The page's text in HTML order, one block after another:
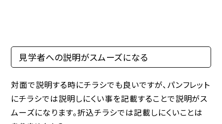
見学者への説明がスムーズになる
対面で説明する時にチラシでも良いですが、パンフレット
にチラシでは説明しにくい事を記載することで説明がス
ムーズになります。折込チラシでは記載しにくいことは